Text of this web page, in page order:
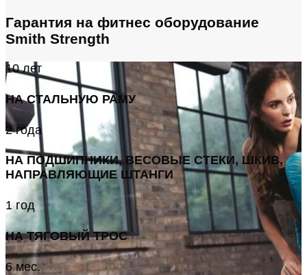
Гарантия на фитнес оборудование
Smith Strength
10 лет
НА СТАЛЬНУЮ РАМУ
2 года
НА ПОДШИПНИКИ, ВЕСОВЫЕ СТЕКИ, ШКИВ,
НАПРАВЛЯЮЩИЕ ШТАНГИ
1 год
НА ТЯГОВЫЙ ТРОС
6 мес.